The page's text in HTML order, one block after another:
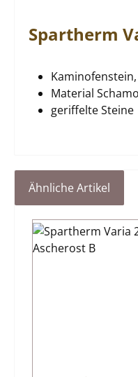
Spartherm
Material
geriffelte Steine
Ähnliche Artikel
Produktgalerie